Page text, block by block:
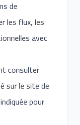
de
les flux, les
avec
consulter
sur le site de
pour